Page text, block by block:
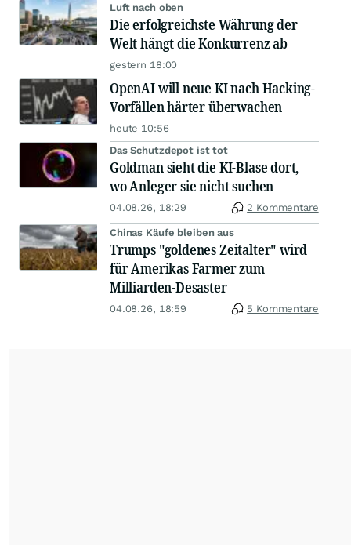
Luft nach oben
Die erfolgreichste Währung der
Welt hängt die Konkurrenz ab
gestern 18:00
OpenAI will neue KI nach Hacking-
Vorfällen härter überwachen
heute 10:56
Das Schutzdepot ist tot
Goldman sieht die KI-Blase dort,
wo Anleger sie nicht suchen
04.08.26, 18:29 2 Kommentare
Chinas Käufe bleiben aus
Trumps "goldenes Zeitalter" wird
für Amerikas Farmer zum
Milliarden-Desaster
04.08.26, 18:59 5 Kommentare